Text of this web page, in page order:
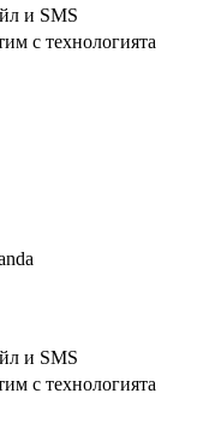
и SMS
с технологията
и SMS
с технологията